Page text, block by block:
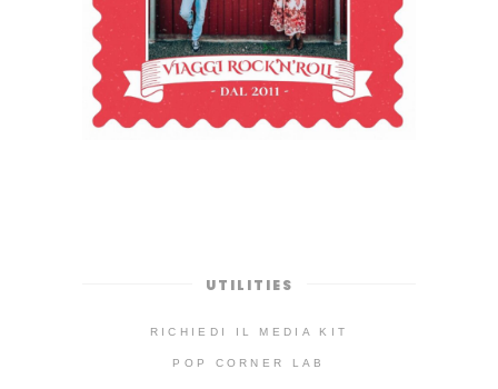
UTILITIES
RICHIEDI IL MEDIA KIT
POP CORNER LAB